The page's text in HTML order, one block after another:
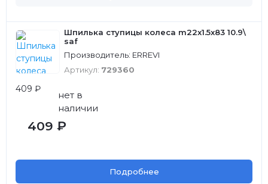
Шпилька ступицы колеса m22x1.5x83 10.9\
saf
Производитель: ERREVI
Артикул: 729360
409 ₽
нет в
наличии
409 ₽
Подробнее